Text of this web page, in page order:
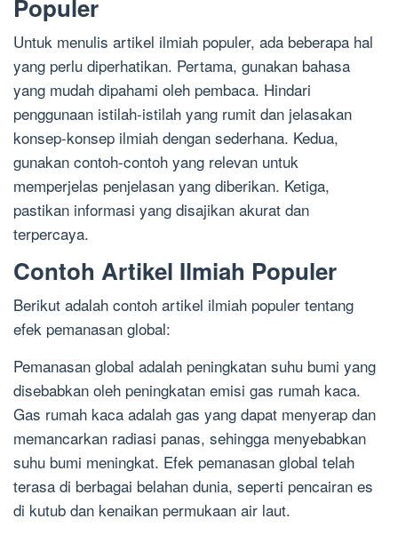
Populer
Untuk menulis artikel ilmiah populer, ada beberapa hal
yang perlu diperhatikan. Pertama, gunakan bahasa
yang mudah dipahami oleh pembaca. Hindari
penggunaan istilah-istilah yang rumit dan jelasakan
konsep-konsep ilmiah dengan sederhana. Kedua,
gunakan contoh-contoh yang relevan untuk
memperjelas penjelasan yang diberikan. Ketiga,
pastikan informasi yang disajikan akurat dan
terpercaya.
Contoh Artikel Ilmiah Populer
Berikut adalah contoh artikel ilmiah populer tentang
efek pemanasan global:
Pemanasan global adalah peningkatan suhu bumi yang
disebabkan oleh peningkatan emisi gas rumah kaca.
Gas rumah kaca adalah gas yang dapat menyerap dan
memancarkan radiasi panas, sehingga menyebabkan
suhu bumi meningkat. Efek pemanasan global telah
terasa di berbagai belahan dunia, seperti pencairan es
di kutub dan kenaikan permukaan air laut.